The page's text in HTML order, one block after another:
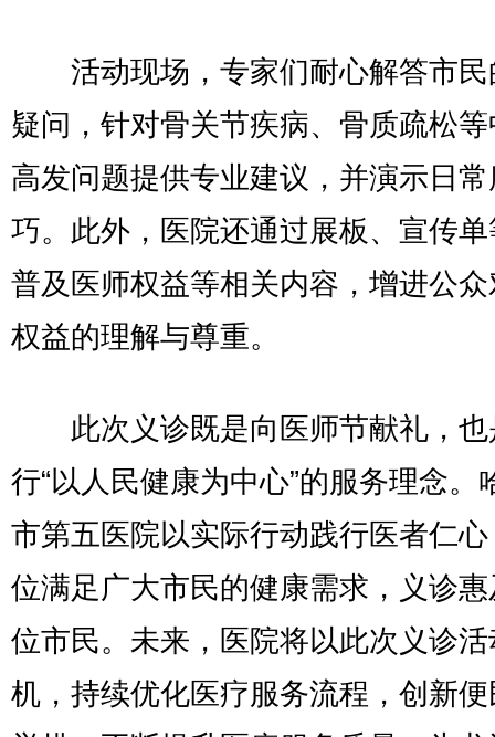
活动现场，专家们耐心解答市民
疑问，针对骨关节疾病、骨质疏松
高发问题提供专业建议，并演示日
巧。此外，医院还通过展板、宣传
普及医师权益等相关内容，增进公
权益的理解与尊重。
此次义诊既是向医师节献礼，也
行“以人民健康为中心”的服务理念。
市第五医院以实际行动践行医者仁
位满足广大市民的健康需求，义诊
位市民。未来，医院将以此次义诊
机，持续优化医疗服务流程，创新